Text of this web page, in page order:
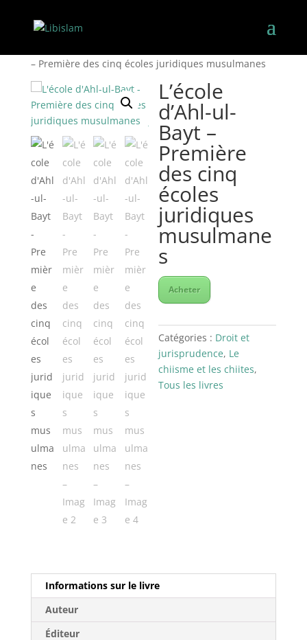
– Première des cinq écoles juridiques musulmanes
L’école
d’Ahl-ul-
Bayt –
Première
des cinq
écoles
juridiques
musulmane
s
Acheter
Catégories : Droit et
jurisprudence, Le
chiisme et les chiites,
Tous les livres
Informations sur le livre
Auteur
Éditeur